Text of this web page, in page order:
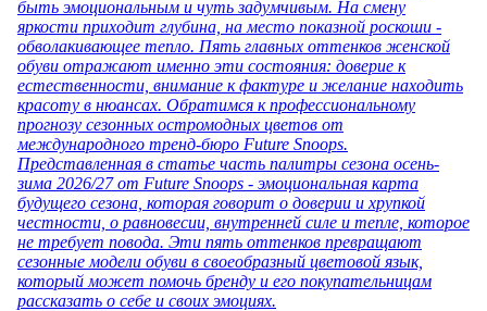
быть эмоциональным и чуть задумчивым. На смену
яркости приходит глубина, на место показной роскоши -
обволакивающее тепло. Пять главных оттенков женской
обуви отражают именно эти состояния: доверие к
естественности, внимание к фактуре и желание находить
красоту в нюансах. Обратимся к профессиональному
прогнозу сезонных остромодных цветов от
международного тренд-бюро Future Snoops.
Представленная в статье часть палитры сезона осень-
зима 2026/27 от Future Snoops - эмоциональная карта
будущего сезона, которая говорит о доверии и хрупкой
честности, о равновесии, внутренней силе и тепле, которое
не требует повода. Эти пять оттенков превращают
сезонные модели обуви в своеобразный цветовой язык,
который может помочь бренду и его покупательницам
рассказать о себе и своих эмоциях.